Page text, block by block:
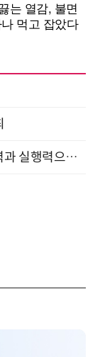
“문서에 묻힌 지식을 꺼내, 회사의 판단력과 실행력으로 바꾸다” (8/20)